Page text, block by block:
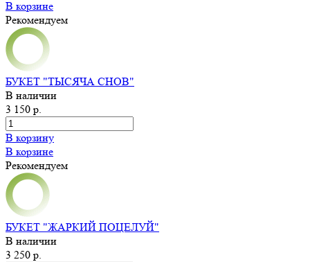
В корзине
Рекомендуем
БУКЕТ "ТЫСЯЧА СНОВ"
В наличии
3 150 р.
В корзину
В корзине
Рекомендуем
БУКЕТ "ЖАРКИЙ ПОЦЕЛУЙ"
В наличии
3 250 р.